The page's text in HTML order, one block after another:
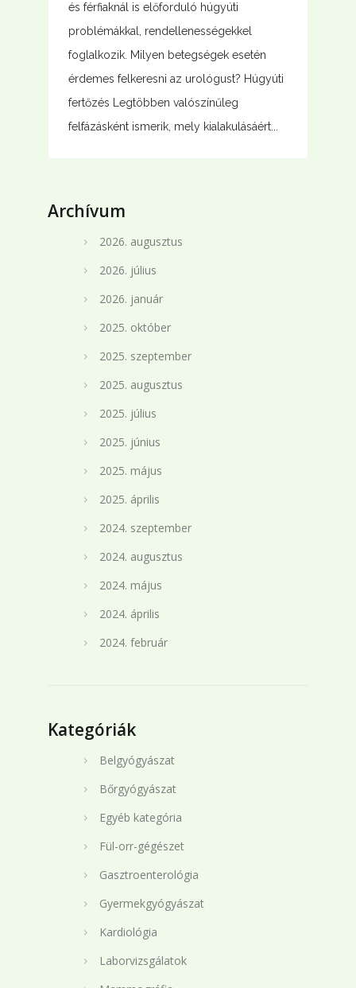
és férfiaknál is előforduló húgyúti
problémákkal, rendellenességekkel
foglalkozik. Milyen betegségek esetén
érdemes felkeresni az urológust? Húgyúti
fertőzés Legtöbben valószínűleg
felfázásként ismerik, mely kialakulásáért...
Archívum
2026. augusztus
2026. július
2026. január
2025. október
2025. szeptember
2025. augusztus
2025. július
2025. június
2025. május
2025. április
2024. szeptember
2024. augusztus
2024. május
2024. április
2024. február
Kategóriák
Belgyógyászat
Bőrgyógyászat
Egyéb kategória
Fül-orr-gégészet
Gasztroenterológia
Gyermekgyógyászat
Kardiológia
Laborvizsgálatok